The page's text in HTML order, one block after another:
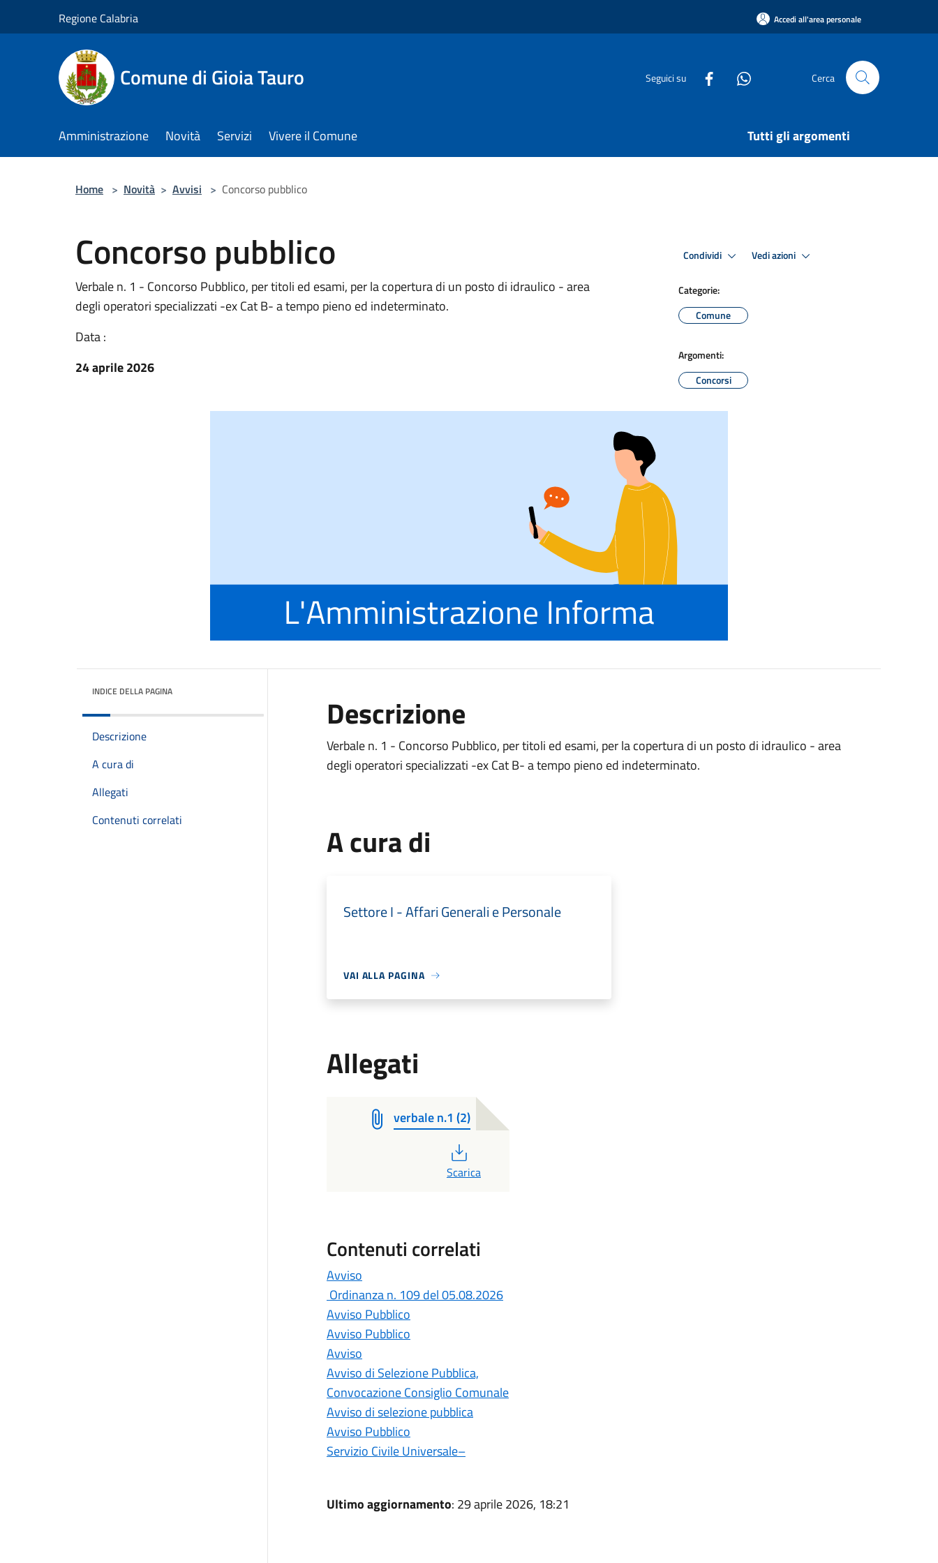
Regione Calabria Accedi all'area personale
Comune di Gioia Tauro Seguici su Cerca
Amministrazione Novità Servizi Vivere il Comune Tutti gli argomenti
Home > Novità > Avvisi > Concorso pubblico
Concorso pubblico
Verbale n. 1 - Concorso Pubblico, per titoli ed esami, per la copertura di un posto di idraulico - area
degli operatori specializzati -ex Cat B- a tempo pieno ed indeterminato.
Data :
24 aprile 2026
Condividi Vedi azioni
Categorie:
Comune
Argomenti:
Concorsi
INDICE DELLA PAGINA
Descrizione
A cura di
Allegati
Contenuti correlati
Descrizione
Verbale n. 1 - Concorso Pubblico, per titoli ed esami, per la copertura di un posto di idraulico - area
degli operatori specializzati -ex Cat B- a tempo pieno ed indeterminato.
A cura di
Settore I - Affari Generali e Personale
VAI ALLA PAGINA
Allegati
verbale n.1 (2)
PDF
Scarica
Contenuti correlati
Avviso
Ordinanza n. 109 del 05.08.2026
Avviso Pubblico
Avviso Pubblico
Avviso
Avviso di Selezione Pubblica,
Convocazione Consiglio Comunale
Avviso di selezione pubblica
Avviso Pubblico
Servizio Civile Universale–
Ultimo aggiornamento: 29 aprile 2026, 18:21